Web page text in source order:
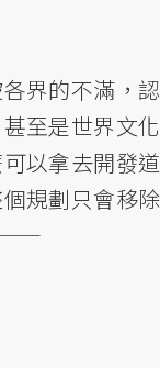
界的不滿，認
至是世界文化
以拿去開發道
規劃只會移除
——